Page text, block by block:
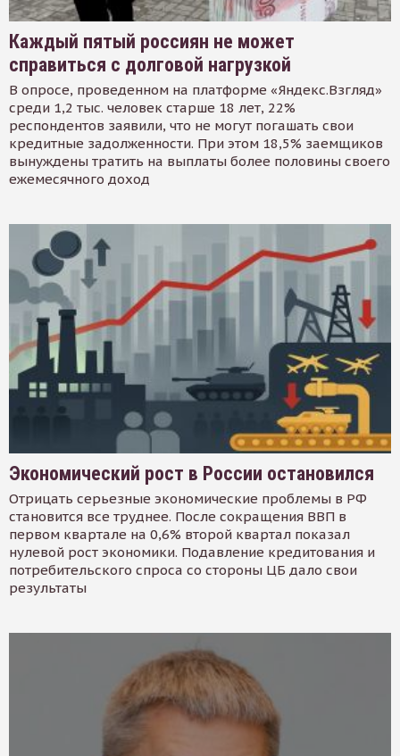
Каждый пятый россиян не может
справиться с долговой нагрузкой
В опросе, проведенном на платформе «Яндекс.Взгляд»
среди 1,2 тыс. человек старше 18 лет, 22%
респондентов заявили, что не могут погашать свои
кредитные задолженности. При этом 18,5% заемщиков
вынуждены тратить на выплаты более половины своего
ежемесячного доход
Экономический рост в России остановился
Отрицать серьезные экономические проблемы в РФ
становится все труднее. После сокращения ВВП в
первом квартале на 0,6% второй квартал показал
нулевой рост экономики. Подавление кредитования и
потребительского спроса со стороны ЦБ дало свои
результаты